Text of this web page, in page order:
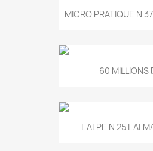
MICRO PRATIQUE N
60 MILLIONS
L ALPE N 25 L